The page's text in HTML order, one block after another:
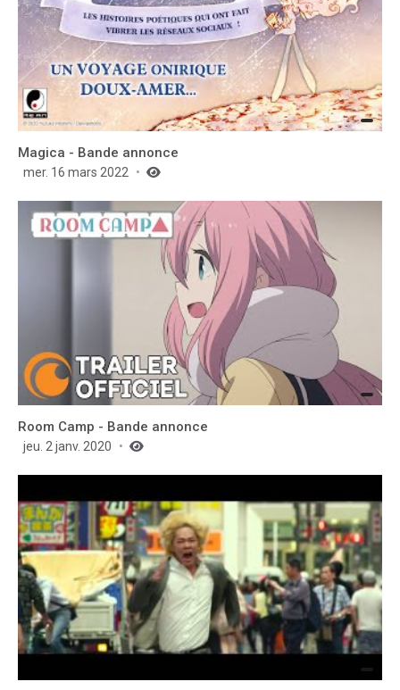
Magica - Bande annonce
mer. 16 mars 2022
Room Camp - Bande annonce
jeu. 2 janv. 2020